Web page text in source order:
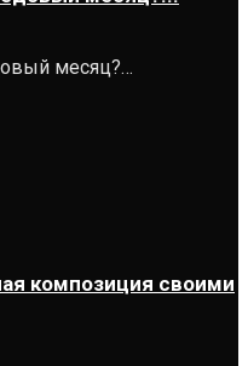
месяц?…
композиция своими